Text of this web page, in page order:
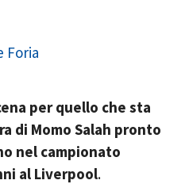
Foria
per quello che sta
di Momo Salah pronto
nel campionato
al Liverpool.